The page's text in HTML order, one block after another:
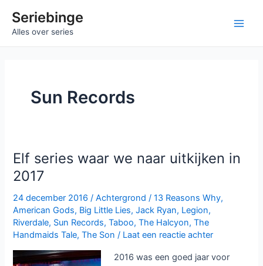
naarSeriebinge
Alles over series
Sun Records
Elf series waar we naar uitkijken in
2017
24 december 2016/Achtergrond /13 Reasons Why,
American Gods, Big Little Lies,Jack Ryan, Legion,
Riverdale, Sun Records,Taboo,The Halcyon,The
Handmaids Tale,The Son / Laat een reactie achter
2016 was een goed jaar voor